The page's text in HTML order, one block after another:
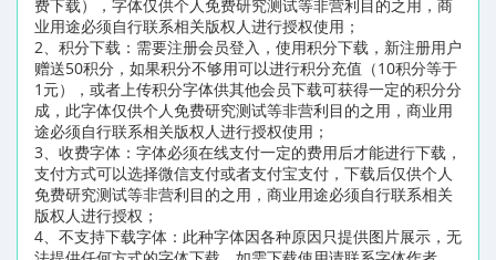
费下载），字体仅供个人免费研究测试等非营利目的之用，商
业用途必须自行联系相关版权人进行授权使用；
2、积分下载：需要注册会员登入，使用积分下载，新注册用户
赠送50积分，如果积分不够用可以进行积分充值（10积分等于
1元），或者上传积分字体供其他会员下载可获得一定的积分分
成，此字体仅供个人免费研究测试等非营利目的之用，商业用
途必须自行联系相关版权人进行授权使用；
3、收费字体：字体必须在线支付一定的费用后才能进行下载，
支付方式可以选择微信支付或者支付宝支付，下载后仅供个人
免费研究测试等非营利目的之用，商业用途必须自行联系相关
版权人进行授权；
4、不支持下载字体：此种字体因各种原因只提供图片展示，无